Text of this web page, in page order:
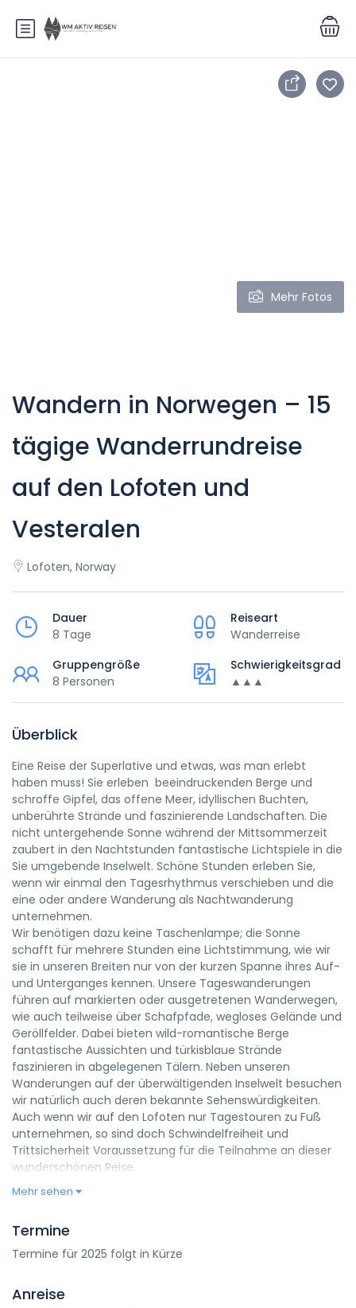
Mehr Fotos
Wandern in Norwegen – 15
tägige Wanderrundreise
auf den Lofoten und
Vesteralen
Lofoten, Norway
Dauer
8 Tage
Reiseart
Wanderreise
Gruppengröße
8 Personen
Schwierigkeitsgrad
▲▲▲
Überblick
Eine Reise der Superlative und etwas, was man erlebt
haben muss! Sie erleben beeindruckenden Berge und
schroffe Gipfel, das offene Meer, idyllischen Buchten,
unberührte Strände und faszinierende Landschaften. Die
nicht untergehende Sonne während der Mittsommerzeit
zaubert in den Nachtstunden fantastische Lichtspiele in die
Sie umgebende Inselwelt. Schöne Stunden erleben Sie,
wenn wir einmal den Tagesrhythmus verschieben und die
eine oder andere Wanderung als Nachtwanderung
unternehmen.
Wir benötigen dazu keine Taschenlampe; die Sonne
schafft für mehrere Stunden eine Lichtstimmung, wie wir
sie in unseren Breiten nur von der kurzen Spanne ihres Auf-
und Unterganges kennen. Unsere Tageswanderungen
führen auf markierten oder ausgetretenen Wanderwegen,
wie auch teilweise über Schafpfade, wegloses Gelände und
Geröllfelder. Dabei bieten wild-romantische Berge
fantastische Aussichten und türkisblaue Strände
faszinieren in abgelegenen Tälern. Neben unseren
Wanderungen auf der überwältigenden Inselwelt besuchen
wir natürlich auch deren bekannte Sehenswürdigkeiten.
Auch wenn wir auf den Lofoten nur Tagestouren zu Fuß
unternehmen, so sind doch Schwindelfreiheit und
Trittsicherheit Voraussetzung für die Teilnahme an dieser
wunderschönen Reise.
Mehr sehen
Termine
Termine für 2025 folgt in Kürze
Anreise